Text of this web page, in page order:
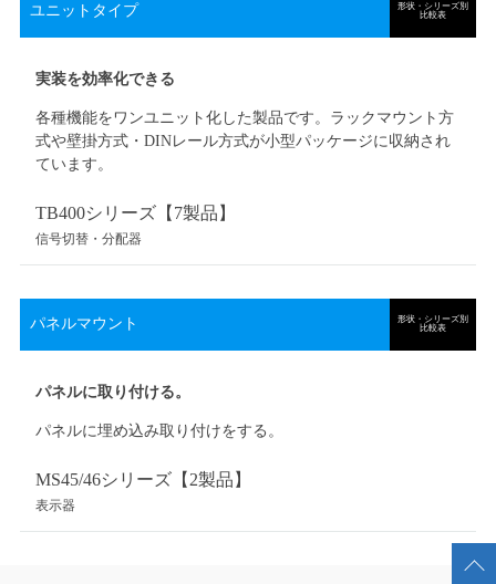
ユニットタイプ
形状・シリーズ別
比較表
実装を効率化できる
各種機能をワンユニット化した製品です。ラックマウント方
式や壁掛方式・DINレール方式が小型パッケージに収納され
ています。
TB400シリーズ【7製品 】
信号切替・分配器
パネルマウント
形状・シリーズ別
比較表
パネルに取り付ける。
パネルに埋め込み取り付けをする。
MS45/46シリーズ【2製品 】
表示器